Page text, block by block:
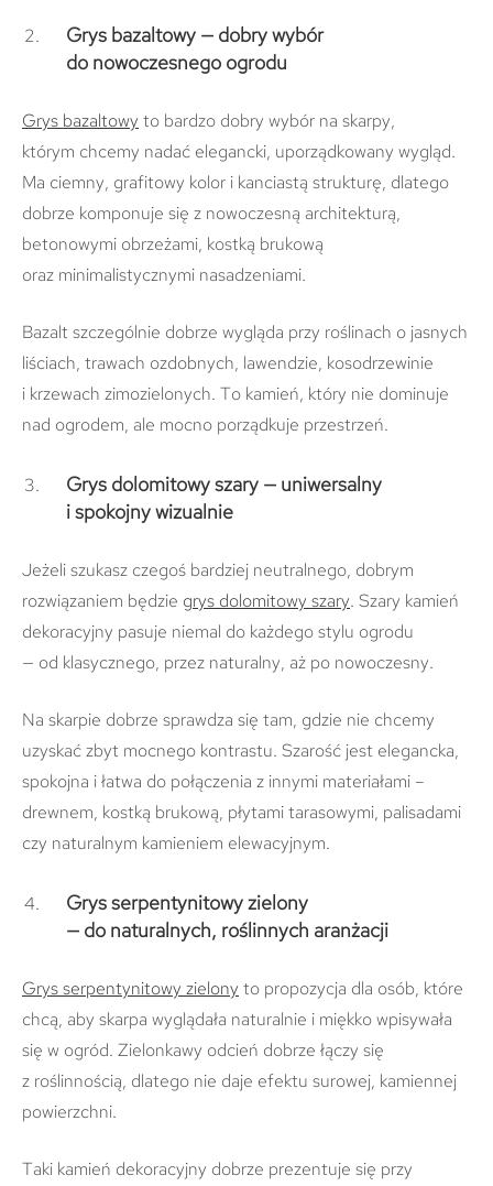
Grys bazaltowy — dobry wybór
do nowoczesnego ogrodu
Grys bazaltowyto bardzo dobry wybór na skarpy,
którym chcemy nadać elegancki, uporządkowany wygląd.
Ma ciemny, grafitowy kolor i kanciastą strukturę, dlatego
dobrze komponuje się z nowoczesną architekturą,
betonowymi obrzeżami, kostką brukową
oraz minimalistycznymi nasadzeniami.
Bazalt szczególnie dobrze wygląda przy roślinach o jasnych
liściach, trawach ozdobnych, lawendzie, kosodrzewinie
i krzewach zimozielonych. To kamień, który nie dominuje
nad ogrodem, ale mocno porządkuje przestrzeń.
Grys dolomitowy szary — uniwersalny
i spokojny wizualnie
Jeżeli szukasz czegoś bardziej neutralnego, dobrym
rozwiązaniem będzie grys dolomitowy szary. Szary kamień
dekoracyjny pasuje niemal do każdego stylu ogrodu
— od klasycznego, przez naturalny, aż po nowoczesny.
Na skarpie dobrze sprawdza się tam, gdzie nie chcemy
uzyskać zbyt mocnego kontrastu. Szarość jest elegancka,
spokojna i łatwa do połączenia z innymi materiałami –
drewnem, kostką brukową, płytami tarasowymi, palisadami
czy naturalnym kamieniem elewacyjnym.
Grys serpentynitowy zielony
— do naturalnych, roślinnych aranżacji
Grys serpentynitowy zielonyto propozycja dla osób, które
chcą, aby skarpa wyglądała naturalnie i miękko wpisywała
się w ogród. Zielonkawy odcień dobrze łączy się
z roślinnością, dlatego nie daje efektu surowej, kamiennej
powierzchni.
Taki kamień dekoracyjny dobrze prezentuje się przy